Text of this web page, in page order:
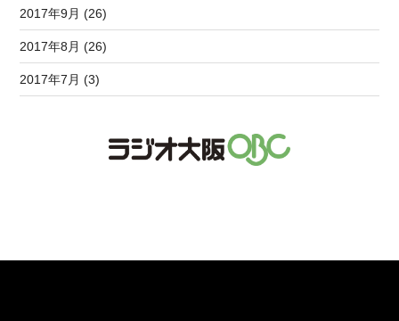
2017年9月 (26)
2017年8月 (26)
2017年7月 (3)